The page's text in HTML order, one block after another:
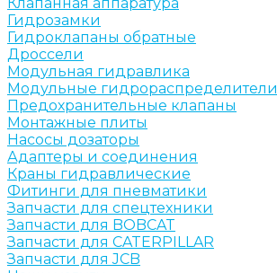
Гидрозамки
Гидроклапаны обратные
Дроссели
Модульная гидравлика
Модульные гидрораспределители
Предохранительные клапаны
Монтажные плиты
Насосы дозаторы
Адаптеры и соединения
Краны гидравлические
Фитинги для пневматики
Запчасти для спецтехники
Запчасти для BOBCAT
Запчасти для CATERPILLAR
Запчасти для JCB